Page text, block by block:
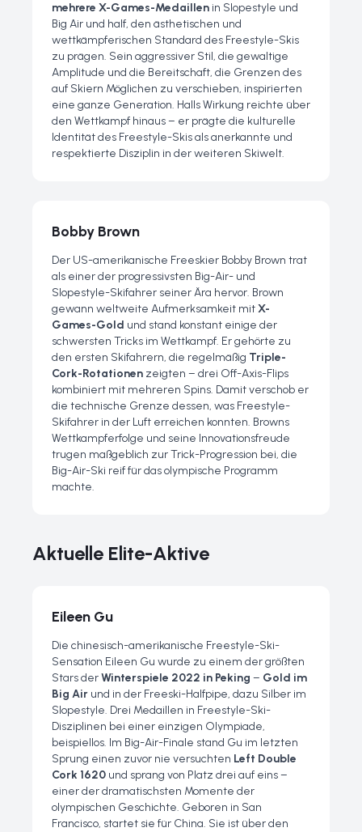
mehrere X-Games-Medaillen in Slopestyle und
Big Air und half, den ästhetischen und
wettkämpferischen Standard des Freestyle-Skis
zu prägen. Sein aggressiver Stil, die gewaltige
Amplitude und die Bereitschaft, die Grenzen des
auf Skiern Möglichen zu verschieben, inspirierten
eine ganze Generation. Halls Wirkung reichte über
den Wettkampf hinaus – er prägte die kulturelle
Identität des Freestyle-Skis als anerkannte und
respektierte Disziplin in der weiteren Skiwelt.
Bobby Brown
Der US-amerikanische Freeskier Bobby Brown trat
als einer der progressivsten Big-Air- und
Slopestyle-Skifahrer seiner Ära hervor. Brown
gewann weltweite Aufmerksamkeit mitX-
Games-Gold und stand konstant einige der
schwersten Tricks im Wettkampf. Er gehörte zu
den ersten Skifahrern, die regelmäßig Triple-
Cork-Rotationen zeigten – drei Off-Axis-Flips
kombiniert mit mehreren Spins. Damit verschob er
die technische Grenze dessen, was Freestyle-
Skifahrer in der Luft erreichen konnten. Browns
Wettkampferfolge und seine Innovationsfreude
trugen maßgeblich zur Trick-Progression bei, die
Big-Air-Ski reif für das olympische Programm
machte.
Aktuelle Elite-Aktive
Eileen Gu
Die chinesisch-amerikanische Freestyle-Ski-
Sensation Eileen Gu wurde zu einem der größten
Stars derWinterspiele 2022 in Peking – Gold im
Big Air und in der Freeski-Halfpipe, dazu Silber im
Slopestyle. Drei Medaillen in Freestyle-Ski-
Disziplinen bei einer einzigen Olympiade,
beispiellos. Im Big-Air-Finale stand Gu im letzten
Sprung einen zuvor nie versuchten Left Double
Cork 1620 und sprang von Platz drei auf eins –
einer der dramatischsten Momente der
olympischen Geschichte. Geboren in San
Francisco, startet sie für China. Sie ist über den